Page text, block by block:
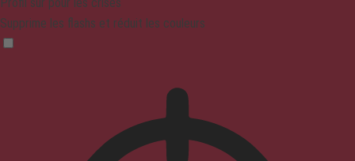
Supprime les flashs et réduit les couleurs